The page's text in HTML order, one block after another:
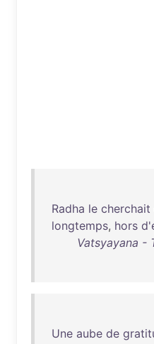
Radha le cherchait
longtemps, hors
Vatsyayana -
Une aube de